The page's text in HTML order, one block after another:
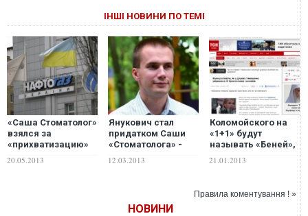
ІНШІ НОВИНИ ПО ТЕМІ
«Саша Стоматолог»
взялся за
«прихватизацию»
20.05.2013
Янукович стал
придатком Саши
«Стоматолога» -
12.03.2013
Коломойского на
«1+1» будут
называть «Беней»,
Ахметова -
21.01.2013
Правила коментування ! »
НОВИНИ